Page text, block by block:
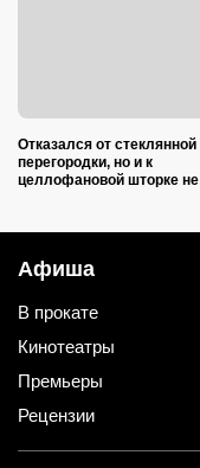
Отказался от стеклянной
перегородки, но и к
целлофановой шторке не
Афиша
В прокате
Кинотеатры
Премьеры
Рецензии